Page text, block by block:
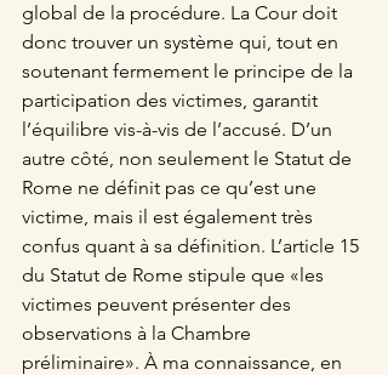
global de la procédure. La Cour doit
donc trouver un système qui, tout en
soutenant fermement le principe de la
participation des victimes, garantit
l’équilibre vis-à-vis de l’accusé. D’un
autre côté, non seulement le Statut de
Rome ne définit pas ce qu’est une
victime, mais il est également très
confus quant à sa définition. L’article 15
du Statut de Rome stipule que «les
victimes peuvent présenter des
observations à la Chambre
préliminaire». À ma connaissance, en